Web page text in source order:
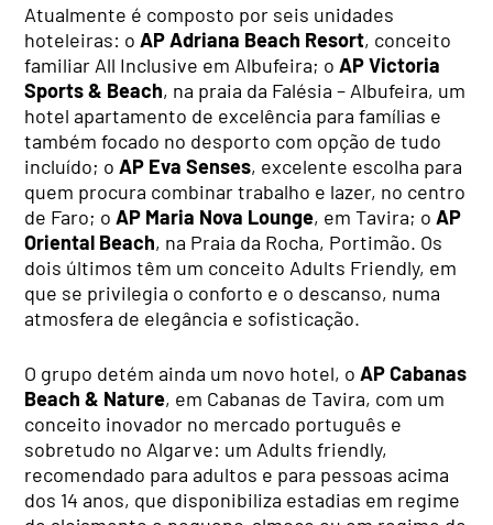
Atualmente é composto por seis unidades
hoteleiras: oAP Adriana Beach Resort, conceito
familiar All Inclusive em Albufeira; oAP Victoria
Sports & Beach, na praia da Falésia – Albufeira, um
hotel apartamento de excelência para famílias e
também focado no desporto com opção de tudo
incluído; oAP Eva Senses, excelente escolha para
quem procura combinar trabalho e lazer, no centro
de Faro; oAP Maria Nova Lounge, em Tavira; oAP
Oriental Beach, na Praia da Rocha, Portimão. Os
dois últimos têm um conceito Adults Friendly, em
que se privilegia o conforto e o descanso, numa
atmosfera de elegância e sofisticação.
O grupo detém ainda um novo hotel, oAP Cabanas
Beach & Nature, em Cabanas de Tavira, com um
conceito inovador no mercado português e
sobretudo no Algarve: um Adults friendly,
recomendado para adultos e para pessoas acima
dos 14 anos, que disponibiliza estadias em regime